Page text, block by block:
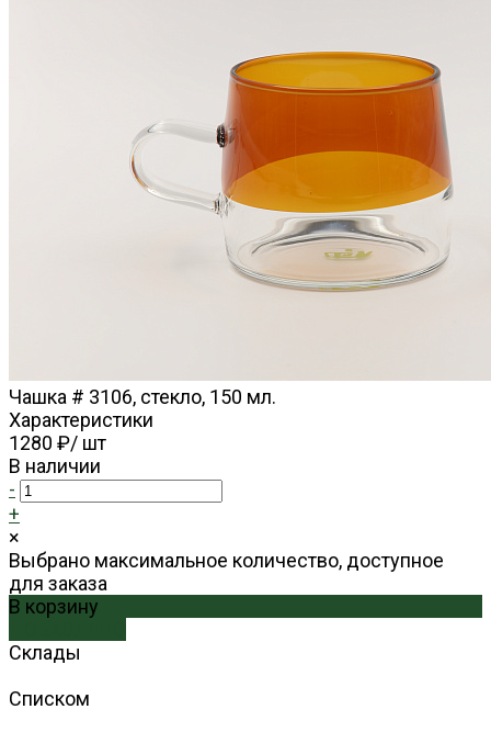
Чашка # 3106, стекло, 150 мл.
Характеристики
1280 ₽/ шт
В наличии
-
+
×
Выбрано максимальное количество, доступное
для заказа
В корзину
Склады
Списком